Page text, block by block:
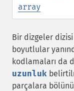
array
Bir dizgeler
boyutlular
kodlamaları da
uzunluk
parçalara